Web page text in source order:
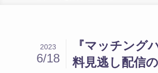
『マッチング
料見逃し配信
2023
6/18